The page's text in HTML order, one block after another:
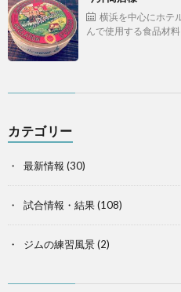
横浜を中心にホテ
んで使用する食品材
カテゴリー
最新情報 (30)
試合情報・結果(108)
ジムの練習風景(2)